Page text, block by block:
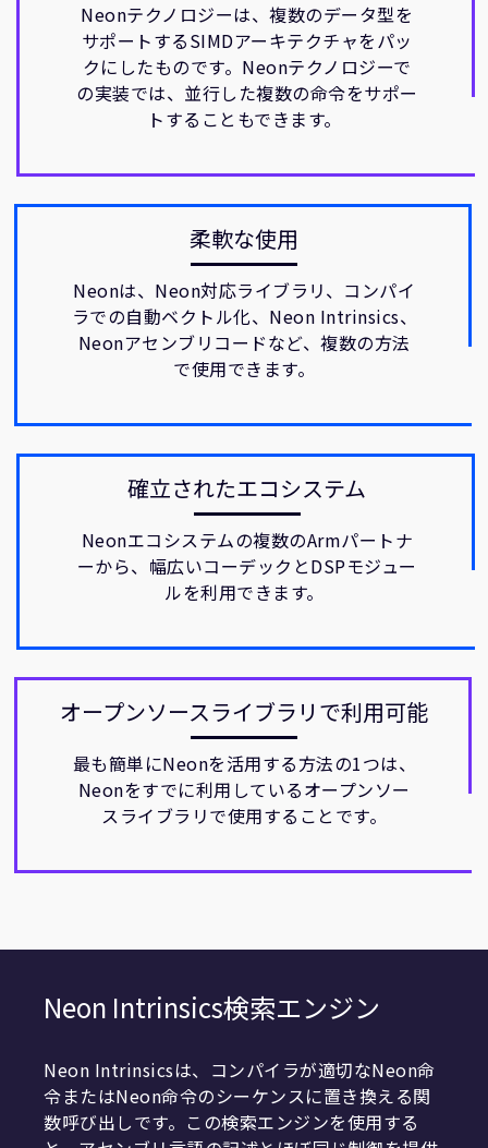
Neonテクノロジーは、複数のデータ型を
サポートするSIMDアーキテクチャをパッ
クにしたものです。Neonテクノロジーで
の実装では、並行した複数の命令をサポー
トすることもできます。
柔軟な使用
Neonは、Neon対応ライブラリ、コンパイ
ラでの自動ベクトル化、Neon Intrinsics、
Neonアセンブリコードなど、複数の方法
で使用できます。
確立されたエコシステム
Neonエコシステムの複数のArmパートナ
ーから、幅広いコーデックとDSPモジュー
ルを利用できます。
オープンソースライブラリで利用可能
最も簡単にNeonを活用する方法の1つは、
Neonをすでに利用しているオープンソー
スライブラリで使用することです。
Neon Intrinsics検索エンジン
Neon Intrinsicsは、コンパイラが適切なNeon命
令またはNeon命令のシーケンスに置き換える関
数呼び出しです。この検索エンジンを使用する